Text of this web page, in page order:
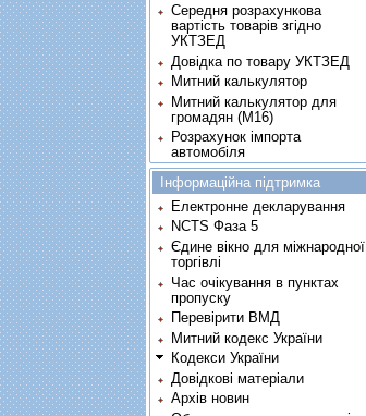
Середня розрахункова
вартість товарів згідно
УКТЗЕД
Довідка по товару УКТЗЕД
Митний калькулятор
Митний калькулятор для
громадян (М16)
Розрахунок імпорта
автомобіля
Інформаційна підтримка
Електронне декларування
NCTS Фаза 5
Єдине вікно для міжнародної
торгівлі
Час очікування в пунктах
пропуску
Перевірити ВМД
Митний кодекс України
Кодекси України
Довідкові матеріали
Архів новин